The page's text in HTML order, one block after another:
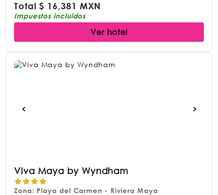
Total$ 16,381 MXN
Impuestos incluidos
Ver hotel
Viva Maya by Wyndham
Zona: Playa del Carmen - Riviera Maya